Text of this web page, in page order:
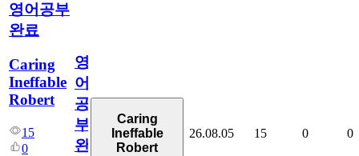
영어공부
완료
Caring
Ineffable
Robert
15
0
영
어
공
부
완
Caring
Ineffable
Robert
26.08.05 15 0 0